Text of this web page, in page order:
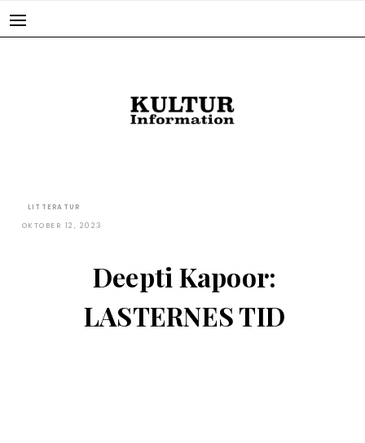
LITTERATUR
OKTOBER 12, 2023
Deepti Kapoor:
LASTERNES TID